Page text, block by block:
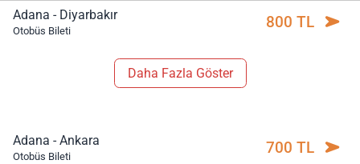
Adana - Diyarbakır
Otobüs Bileti 800 TL
Daha Fazla Göster
Adana - Ankara
Otobüs Bileti 700 TL